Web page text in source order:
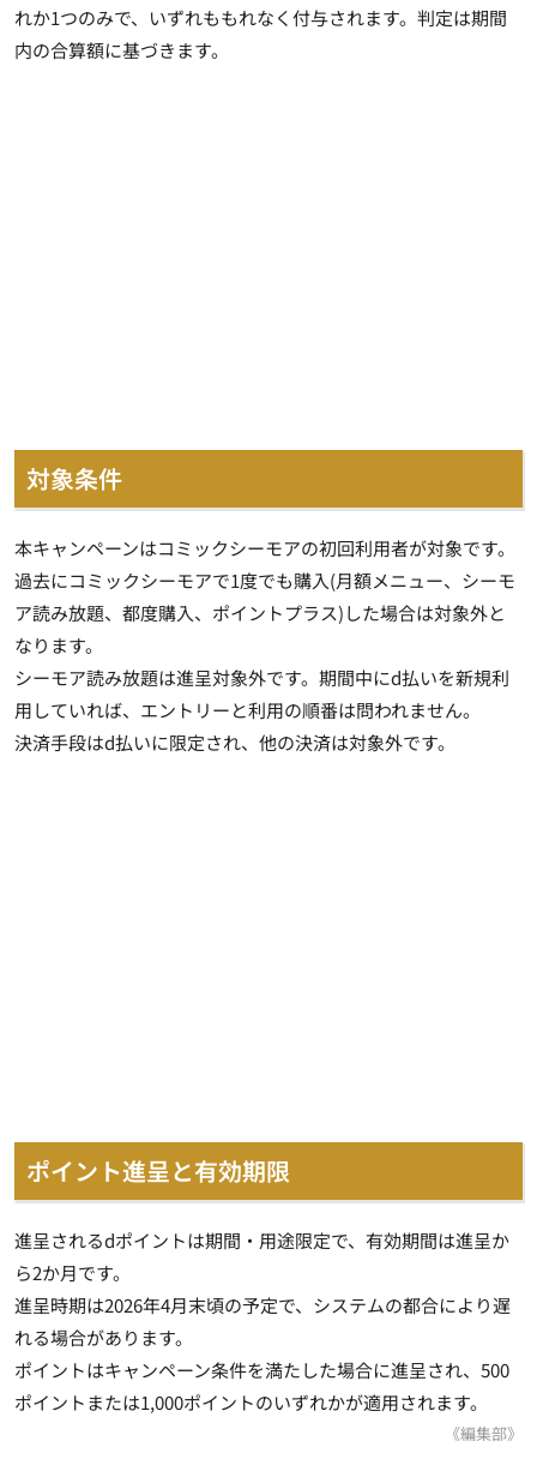
れか1つのみで、いずれももれなく付与されます。判定は期間
内の合算額に基づきます。
対象条件
本キャンペーンはコミックシーモアの初回利用者が対象です。
過去にコミックシーモアで1度でも購入(月額メニュー、シーモ
ア読み放題、都度購入、ポイントプラス)した場合は対象外と
なります。
シーモア読み放題は進呈対象外です。期間中にd払いを新規利
用していれば、エントリーと利用の順番は問われません。
決済手段はd払いに限定され、他の決済は対象外です。
ポイント進呈と有効期限
進呈されるdポイントは期間・用途限定で、有効期間は進呈か
ら2か月です。
進呈時期は2026年4月末頃の予定で、システムの都合により遅
れる場合があります。
ポイントはキャンペーン条件を満たした場合に進呈され、500
ポイントまたは1,000ポイントのいずれかが適用されます。
《編集部》